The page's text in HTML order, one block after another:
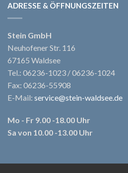
ADRESSE & ÖFFNUNGSZEITEN
Stein GmbH
Neuhofener Str. 116
67165 Waldsee
Tel.: 06236-1023 / 06236-1024
Fax: 06236-55908
E-Mail: service@stein-waldsee.de
Mo - Fr 9.00 -18.00 Uhr
Sa von 10.00 -13.00 Uhr